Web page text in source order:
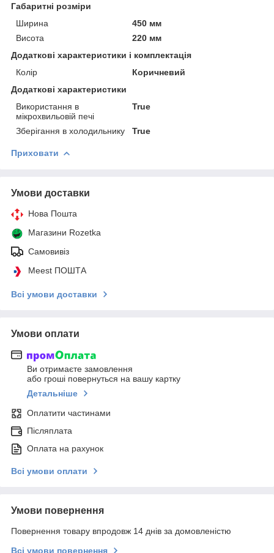
Габаритні розміри
Ширина
450 мм
Висота
220 мм
Додаткові характеристики і комплектація
Колір
Коричневий
Додаткові характеристики
Використання в
мікрохвильовій печі
True
Зберігання в холодильнику True
Приховати
Умови доставки
Нова Пошта
Магазини Rozetka
Самовивіз
Meest ПОШТА
Всі умови доставки
Умови оплати
Ви отримаєте замовлення
або гроші повернуться на вашу картку
Детальніше
Оплатити частинами
Післяплата
Оплата на рахунок
Всі умови оплати
Умови повернення
Повернення товару впродовж 14 днів за домовленістю
Всі умови повернення